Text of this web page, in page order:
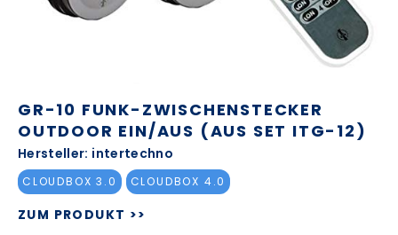
GR-10 FUNK-ZWISCHENSTECKER
OUTDOOR EIN/AUS (AUS SET ITG-12)
Hersteller: intertechno
CLOUDBOX 3.0 CLOUDBOX 4.0
ZUM PRODUKT >>